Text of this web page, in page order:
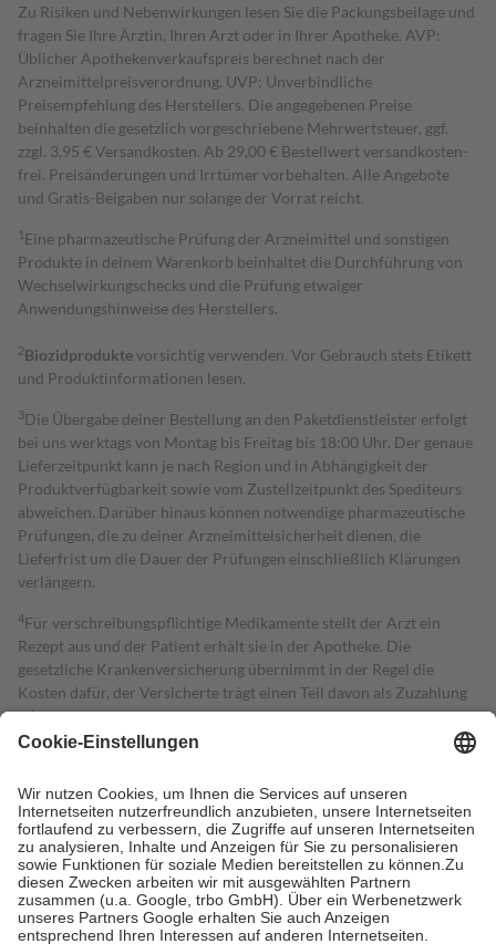
Zu Risiken und Nebenwirkungen lesen Sie die Packungsbeilage und
fragen Sie Ihre Ärztin, Ihren Arzt oder in Ihrer Apotheke. AVP:
Üblicher Apothekenverkaufspreis berechnet nach der
Arzneimittelpreisverordnung. UVP: Unverbindliche
Preisempfehlung des Herstellers. Die angegebenen Preise
beinhalten die gesetzlich vorgeschriebene Mehrwertsteuer, ggf.
zzgl. 3,95 € Versandkosten. Ab 29,00 € Bestell­wert versand­kosten­
frei. Preisänderungen und Irrtümer vorbehalten. Alle Angebote
und Gratis-Beigaben nur solange der Vorrat reicht.
1 Eine pharmazeutische Prüfung der Arzneimittel und sonstigen
Produkte in deinem Warenkorb beinhaltet die Durchführung von
Wechselwirkungschecks und die Prüfung etwaiger
Anwendungshinweise des Herstellers.
2Biozidproduktevorsichtig verwenden. Vor Gebrauch stets Etikett
und Produktinformationen lesen.
3Die Übergabe deiner Bestellung an den Paketdienstleister erfolgt
bei uns werktags von Montag bis Freitag bis 18:00 Uhr. Der genaue
Lieferzeitpunkt kann je nach Region und in Abhängigkeit der
Produktverfügbarkeit sowie vom Zustellzeitpunkt des Spediteurs
abweichen. Darüber hinaus können notwendige pharmazeutische
Prüfungen, die zu deiner Arzneimittelsicherheit dienen, die
Lieferfrist um die Dauer der Prüfungen einschließlich Klärungen
verlängern.
4Für verschreibungspflichtige Medikamente stellt der Arzt ein
Rezept aus und der Patient erhält sie in der Apotheke. Die
gesetzliche Krankenversicherung übernimmt in der Regel die
Kosten dafür, der Versicherte trägt einen Teil davon als Zuzahlung
mit.
Grundsätzlich leisten Mitglieder Zuzahlungen in Höhe von zehn
höchstens zehn Euro.
Es sind jedoch nie mehr als die tatsächlichen
Kosten der Leistung zu entrichten.
Diese Regeln gelten grundsätzlich auch für Online-Apotheken.
Bei Heilmitteln und häuslicher Krankenpflege beträgt die
Zuzahlung zehn Prozent der Kosten sowie zehn Euro je
Verordnung.
Um das Engagement der Versicherten für ihre eigene Gesundheit zu